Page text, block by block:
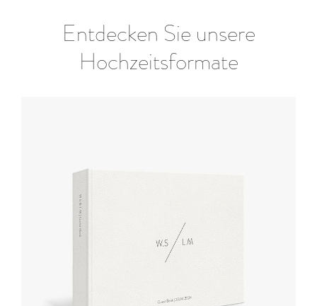
Entdecken Sie unsere
Hochzeitsformate